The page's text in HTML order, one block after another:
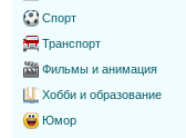
Спорт
Транспорт
Фильмы и анимация
Хобби и образование
Юмор